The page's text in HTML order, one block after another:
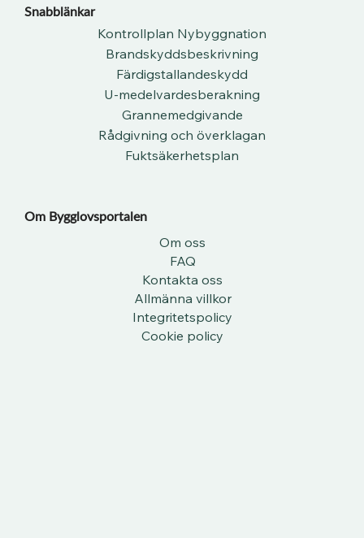
Om Bygglovsportalen​
Om oss
FAQ
Kontakta oss
Allmänna villkor
Integritetspolicy
Cookie policy
Snabblänkar
Kontrollplan Nybyggnation
Brandskyddsbeskrivning
Färdigstallandeskydd
U-medelvardesberakning
Grannemedgivande
Rådgivning och överklagan
Fuktsäkerhetsplan